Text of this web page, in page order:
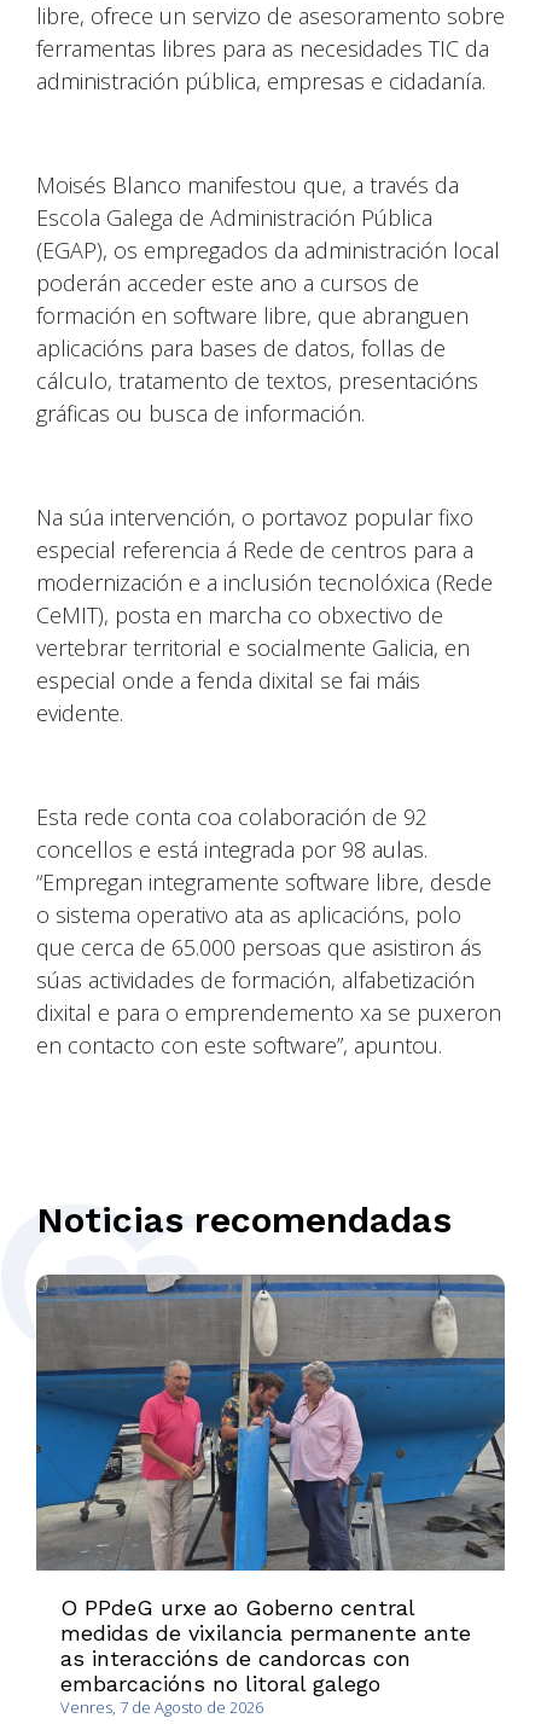
libre, ofrece un servizo de asesoramento sobre
ferramentas libres para as necesidades TIC da
administración pública, empresas e cidadanía.
Moisés Blanco manifestou que, a través da
Escola Galega de Administración Pública
(EGAP), os empregados da administración local
poderán acceder este ano a cursos de
formación en software libre, que abranguen
aplicacións para bases de datos, follas de
cálculo, tratamento de textos, presentacións
gráficas ou busca de información.
Na súa intervención, o portavoz popular fixo
especial referencia á Rede de centros para a
modernización e a inclusión tecnolóxica (Rede
CeMIT), posta en marcha co obxectivo de
vertebrar territorial e socialmente Galicia, en
especial onde a fenda dixital se fai máis
evidente.
Esta rede conta coa colaboración de 92
concellos e está integrada por 98 aulas.
“Empregan integramente software libre, desde
o sistema operativo ata as aplicacións, polo
que cerca de 65.000 persoas que asistiron ás
súas actividades de formación, alfabetización
dixital e para o emprendemento xa se puxeron
en contacto con este software”, apuntou.
Noticias recomendadas
O PPdeG urxe ao Goberno central
medidas de vixilancia permanente ante
as interaccións de candorcas con
embarcacións no litoral galego
Venres, 7 de Agosto de 2026